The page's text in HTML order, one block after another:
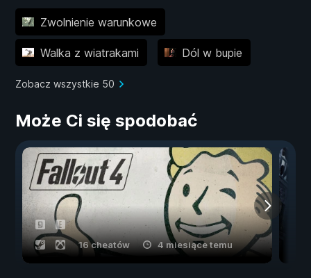
Zwolnienie warunkowe
Walka z wiatrakami Dól w bupie
Zobacz wszystkie 50
Może Ci się spodobać
16 cheatów 4 miesiące temu